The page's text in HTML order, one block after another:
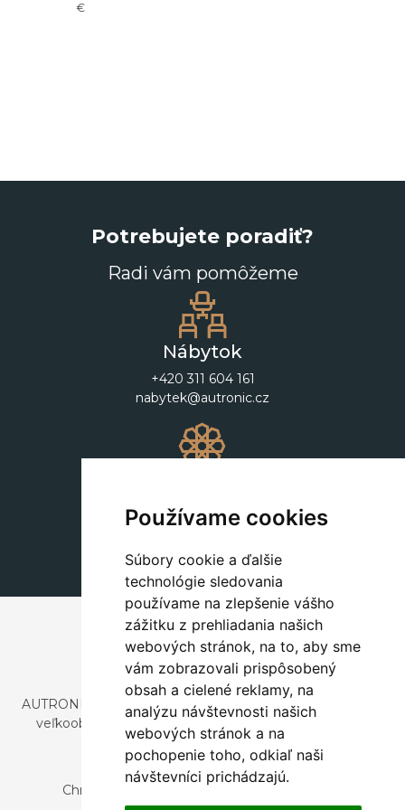
Používame cookies
Súbory cookie a ďalšie
technológie sledovania
používame na zlepšenie vášho
zážitku z prehliadania našich
webových stránok, na to, aby sme
vám zobrazovali prispôsobený
obsah a cielené reklamy, na
analýzu návštevnosti našich
webových stránok a na
pochopenie toho, odkiaľ naši
návštevníci prichádzajú.
€
Potrebujete poradiť?
Radi vám pomôžeme
Nábytok
+420 311 604 161
nabytek@autronic.cz
+420 311 604 182
dekorace@autronic.cz
AUTRONIC, s.r.o. je spoločnosť zaoberajúca sa dovozom a
veľkoobchodným predajom dizajnového aj štýlového
nábytku a dekorácií.
Česká republika
Chrustenice 270, 267 12 Loděnice u Berouna